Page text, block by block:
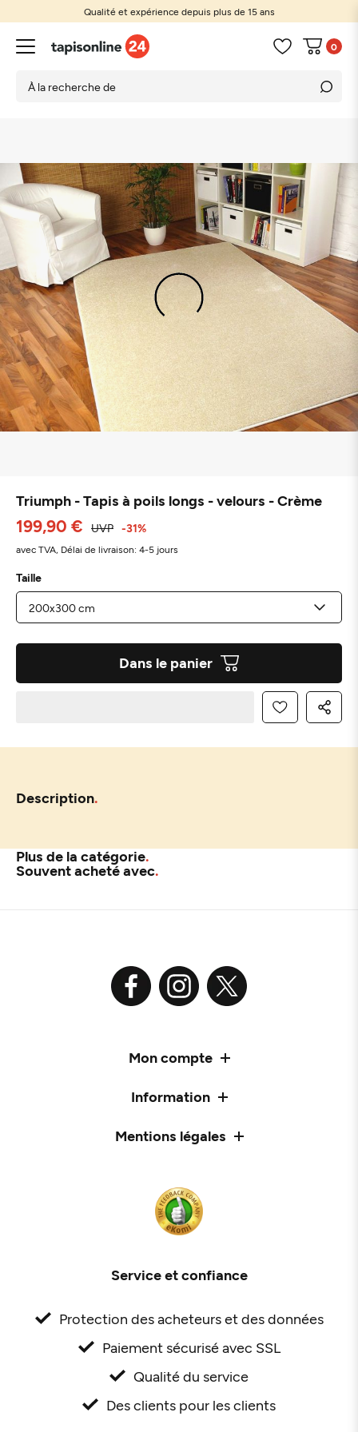
Qualité et expérience depuis plus de 15 ans
0
Triumph - Tapis à poils longs - velours - Crème
199,90 € UVP -31%
avec TVA, Délai de livraison: 4-5 jours
Taille
Dans le panier
Description
Plus de la catégorie
Souvent acheté avec
Mon compte
Information
Mentions légales
Service et confiance
Protection des acheteurs et des données
Paiement sécurisé avec SSL
Qualité du service
Des clients pour les clients